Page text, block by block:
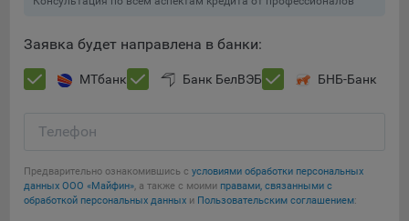
предоставляемый компанией Google Ireland Ltd, Gordon
Сохранить мои изменения
Заявка будет направлена в банки:
МТбанк Банк БелВЭБ БНБ-Банк
Телефон
Предварительно ознакомившись с условиями обработки персональных
данных ООО «Майфин», а также с моими правами, связанными с
обработкой персональных данных и Пользовательским соглашением: